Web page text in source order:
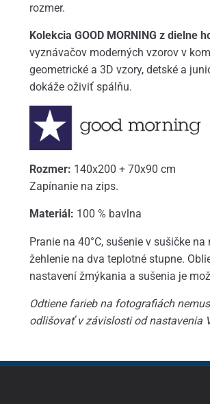
rozmer.
Kolekcia GOOD MORNING z
vyznávačov moderných vzorov v
geometrické a 3D vzory, detské a
dokáže oživiť spálňu.
Rozmer: 140x200 + 70x90 cm
Zapínanie na zips.
Materiál: 100 % bavlna
Pranie na 40°C, sušenie v sušičke
žehlenie na dva teplotné stupne.
nastavení žmýkania a sušenia je
Odtiene farieb na fotografiách
odlišovať v závislosti od nastavenia